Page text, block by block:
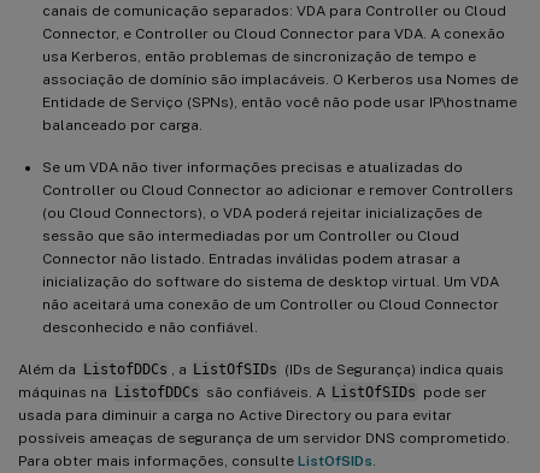
canais de comunicação separados: VDA para Controller ou Cloud
Connector, e Controller ou Cloud Connector para VDA. A conexão
usa Kerberos, então problemas de sincronização de tempo e
associação de domínio são implacáveis. O Kerberos usa Nomes de
Entidade de Serviço (SPNs), então você não pode usar IP\hostname
balanceado por carga.
Se um VDA não tiver informações precisas e atualizadas do
Controller ou Cloud Connector ao adicionar e remover Controllers
(ou Cloud Connectors), o VDA poderá rejeitar inicializações de
sessão que são intermediadas por um Controller ou Cloud
Connector não listado. Entradas inválidas podem atrasar a
inicialização do software do sistema de desktop virtual. Um VDA
não aceitará uma conexão de um Controller ou Cloud Connector
desconhecido e não confiável.
Além da ListofDDCs , a ListOfSIDs (IDs de Segurança) indica quais
máquinas na ListofDDCs são confiáveis. A ListOfSIDs pode ser
usada para diminuir a carga no Active Directory ou para evitar
possíveis ameaças de segurança de um servidor DNS comprometido.
Para obter mais informações, consulte ListOfSIDs